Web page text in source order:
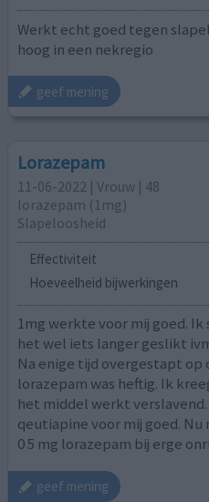
Werkt echt goed tegen
hoog in een nekregio
geef mening
Lorazepam
11-06-2022 | Vrouw | 48
lorazepam (1mg)
Slapeloosheid
Effectiviteit
Hoeveelheid bijwerkingen
1mg werkte voor mij goed. Ik
het wel iets langer geslikt
Na enige tijd overgestapt op
lorazepam was heftig. Ik
het middel werkt
qeutiapine voor mij goed. Nu
0 5 mg lorazepam bij erge
geef mening